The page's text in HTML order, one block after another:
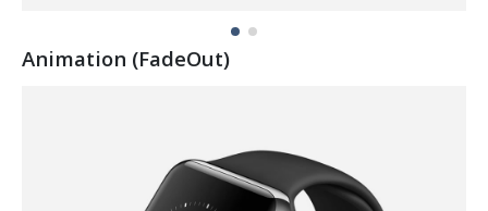
Animation (FadeOut)